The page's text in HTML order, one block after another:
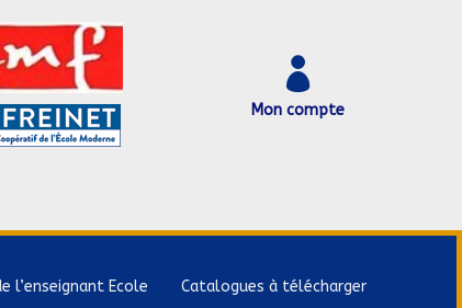

Mon compte
l’enseignant Ecole Catalogues à télécharger